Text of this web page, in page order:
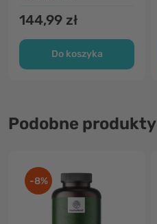
144,99 zł
Do koszyka
Podobne produkty
-8%